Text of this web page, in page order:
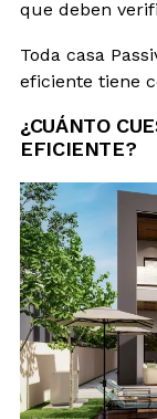
que deben
Toda casa
eficiente tiene
¿CUÁNTO
EFICIENTE?